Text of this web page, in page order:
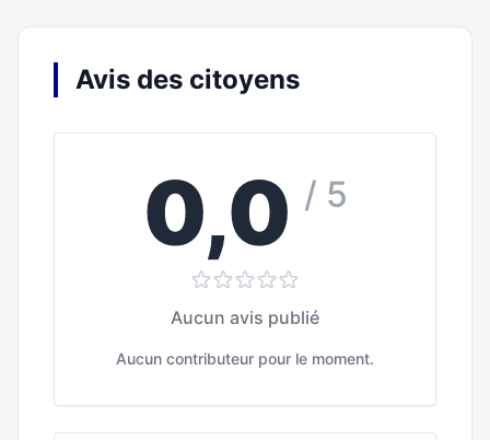
Avis des citoyens
0,0 / 5
Aucun avis publié
Aucun contributeur pour le moment.